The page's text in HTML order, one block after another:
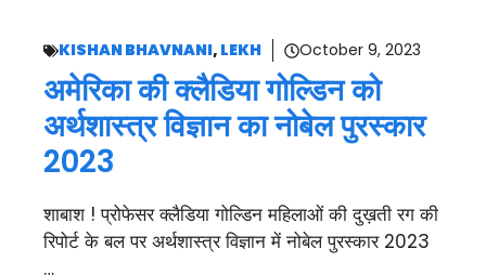
KISHAN BHAVNANI, LEKH October 9, 2023
अमेरिका की क्लैडिया गोल्डिन को
अर्थशास्त्र विज्ञान का नोबेल पुरस्कार
2023
शाबाश ! प्रोफेसर क्लैडिया गोल्डिन महिलाओं की दुख़ती रग की
रिपोर्ट के बल पर अर्थशास्त्र विज्ञान में नोबेल पुरस्कार 2023
…